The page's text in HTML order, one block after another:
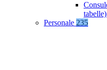
tabelle)
Personale 235